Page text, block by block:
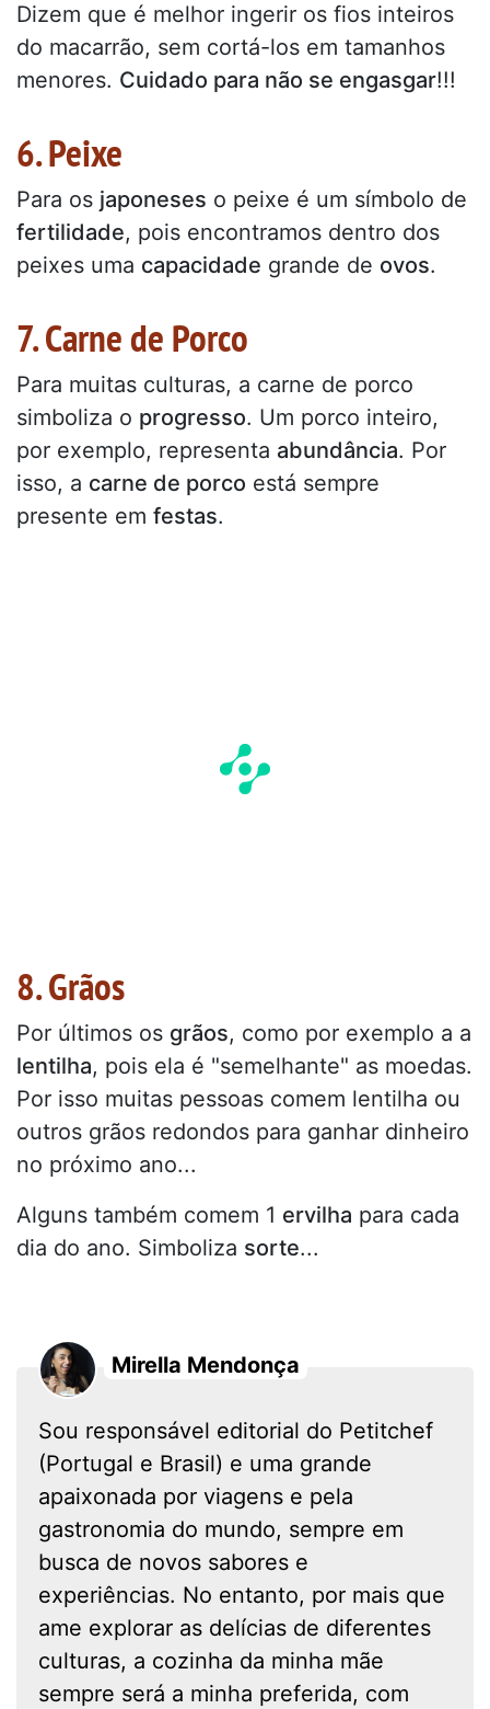
Dizem que é melhor ingerir os fios inteiros
do macarrão, sem cortá-los em tamanhos
menores. Cuidado para não se engasgar!!!
6. Peixe
Para os japoneses o peixe é um símbolo de
fertilidade, pois encontramos dentro dos
peixes uma capacidade grande de ovos.
7. Carne de Porco
Para muitas culturas, a carne de porco
simboliza o progresso. Um porco inteiro,
por exemplo, representa abundância. Por
isso, a carne de porco está sempre
presente em festas.
8. Grãos
Por últimos os grãos, como por exemplo a a
lentilha, pois ela é "semelhante" as moedas.
Por isso muitas pessoas comem lentilha ou
outros grãos redondos para ganhar dinheiro
no próximo ano...
Alguns também comem 1 ervilha para cada
dia do ano. Simboliza sorte...
Mirella Mendonça
Sou responsável editorial do Petitchef
(Portugal e Brasil) e uma grande
apaixonada por viagens e pela
gastronomia do mundo, sempre em
busca de novos sabores e
experiências. No entanto, por mais que
ame explorar as delícias de diferentes
culturas, a cozinha da minha mãe
sempre será a minha preferida, com